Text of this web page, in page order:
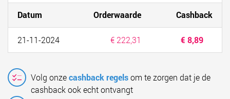
Datum Orderwaarde Cashback
21-11-2024 € 222,31 € 8,89
Volg onzecashback regelsom te zorgen dat je de
cashback ook echt ontvangt